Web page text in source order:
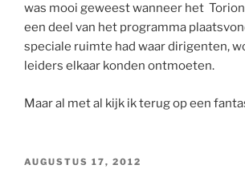
was mooi geweest wanneer het
een deel van het programma
speciale ruimte had waar dirigenten,
leiders elkaar konden ontmoeten.
Maar al met al kijk ik terug op een
GEPLAATST
AUGUSTUS 17, 2012